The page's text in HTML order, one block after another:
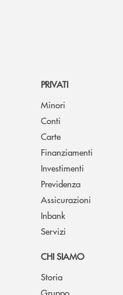
PRIVATI
Minori
Conti
Carte
Finanziamenti
Investimenti
Previdenza
Assicurazioni
Inbank
Servizi
CHI SIAMO
Storia
Gruppo